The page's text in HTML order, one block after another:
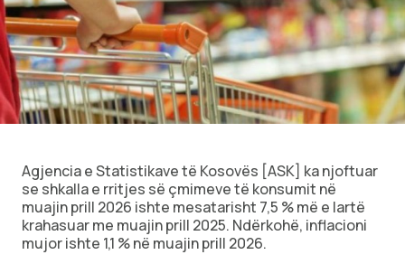
Kulturë
Showbiz
Ekonomi
Teknologji
Udhëtime
DuVideo
Agjencia e Statistikave të Kosovës [ASK] ka njoftuar
se shkalla e rritjes së çmimeve të konsumit në
muajin prill 2026 ishte mesatarisht 7,5 % më e lartë
krahasuar me muajin prill 2025. Ndërkohë, inflacioni
mujor ishte 1,1 % në muajin prill 2026.